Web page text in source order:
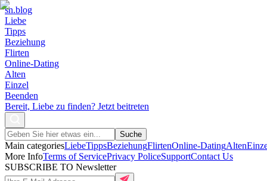
sn.blog
Liebe
Tipps
Beziehung
Flirten
Online-Dating
Alten
Einzel
Beenden
Bereit, Liebe zu finden? Jetzt beitreten
Suche
Main categoriesLiebeTippsBeziehungFlirtenOnline-DatingAlten
More InfoTerms of ServicePrivacy PoliceSupportContact Us
SUBSCRIBE TO Newsletter